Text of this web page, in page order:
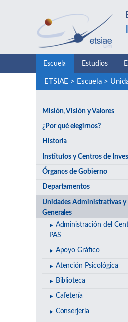
Escuela Estudios
ETSIAE > Escuela>
Misión, Visión y Valores
¿Por qué elegirnos?
Historia
Institutos y Centros de
Órganos de Gobierno
Departamentos
Unidades Administrativas y
Generales
Administración del
PAS
Apoyo Gráfico
Atención Psicológica
Biblioteca
Cafetería
Conserjería